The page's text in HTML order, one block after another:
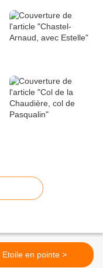
Etoile en pointe >